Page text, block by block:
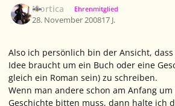
Mortica Ehrenmitglied
28. November 200817 J.
Also ich persönlich bin der Ansicht,
Idee braucht um ein Buch oder eine
gleich ein Roman sein) zu schreiben.
Wenn man andere schon am Anfang
Geschichte bitten muss, dann halte ich